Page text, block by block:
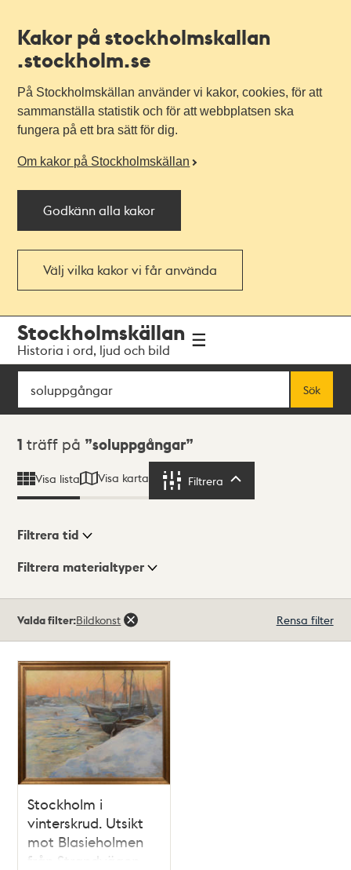
Kakor på stockholmskallan
.stockholm.se
På Stockholmskällan använder vi kakor, cookies, för att
sammanställa statistik och för att webbplatsen ska
fungera på ett bra sätt för dig.
Om kakor på Stockholmskällan
Godkänn alla kakor
Välj vilka kakor vi får använda
navigationen
huvudinnehållet
Stockholmskällan
Historia i ord, ljud och bild
Sök
Sök
Sökresultat
1 träff på soluppgångar
Visa lista Visa karta Filtrera
Visningsläge
Filtrera tid
Filtrera materialtyper
träffar
Valda filter:Bildkonst Rensa filter
Stockholm i
vinterskrud. Utsikt
mot Blasieholmen
från Strandvägen